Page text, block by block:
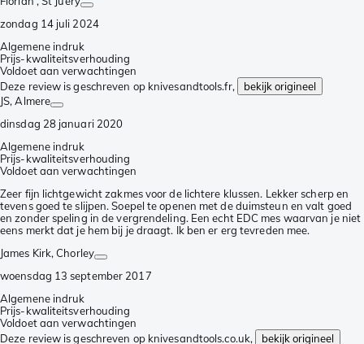
zondag 14 juli 2024
Algemene indruk
Prijs-kwaliteitsverhouding
Voldoet aan verwachtingen
Deze review is geschreven op knivesandtools.fr,
bekijk origineel
JS, Almere
dinsdag 28 januari 2020
Algemene indruk
Prijs-kwaliteitsverhouding
Voldoet aan verwachtingen
Zeer fijn lichtgewicht zakmes voor de lichtere klussen. Lekker scherp en
tevens goed te slijpen. Soepel te openen met de duimsteun en valt goed
en zonder speling in de vergrendeling. Een echt EDC mes waarvan je niet
eens merkt dat je hem bij je draagt. Ik ben er erg tevreden mee.
James Kirk, Chorley
woensdag 13 september 2017
Algemene indruk
Prijs-kwaliteitsverhouding
Voldoet aan verwachtingen
Deze review is geschreven op knivesandtools.co.uk,
bekijk origineel